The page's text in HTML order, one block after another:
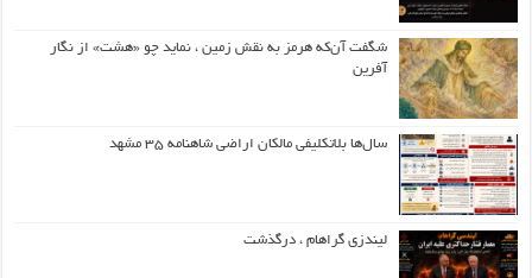
شگفت آن‌که هرمز به نقش زمین ، نماید چو «هشت» از نگار
آفرین
سال‌ها بلاتکلیفی مالکان اراضی شاهنامه ۳۵ مشهد
لیندزی گراهام ، درگذشت